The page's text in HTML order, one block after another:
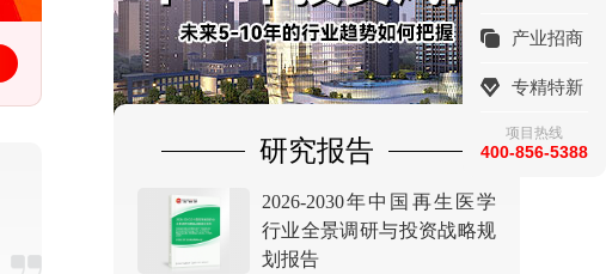
研究报告
2026-2030年中国再生医学
行业全景调研与投资战略规
划报告
产业招商
专精特新
项目热线
400-856-5388